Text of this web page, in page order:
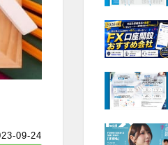
09-24